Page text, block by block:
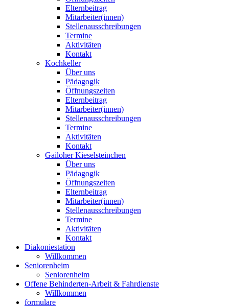
Elternbeitrag
Mitarbeiter(innen)
Stellenausschreibungen
Termine
Aktivitäten
Kontakt
Kochkeller
Über uns
Pädagogik
Öffnungszeiten
Elternbeitrag
Mitarbeiter(innen)
Stellenausschreibungen
Termine
Aktivitäten
Kontakt
Gailoher Kieselsteinchen
Über uns
Pädagogik
Öffnungszeiten
Elternbeitrag
Mitarbeiter(innen)
Stellenausschreibungen
Termine
Aktivitäten
Kontakt
Diakoniestation
Willkommen
Seniorenheim
Seniorenheim
Offene Behinderten-Arbeit & Fahrdienste
Willkommen
formulare